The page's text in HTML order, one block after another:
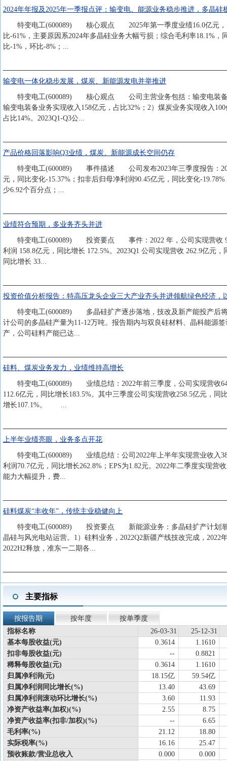
2024年年报及2025年一季报点评：输变电、能源业务稳步推进，多晶硅
特变电工(600089) 核心观点 2025年第一季度业绩16.0亿元，同
比-61%，主要原因系2024年多晶硅业务大幅亏损；综合毛利率18.1%
比-1%，环比-8%；...
输变电一体化稳步发展，煤炭、新能源发电并举推进
特变电工(600089) 核心观点 公司主营业务包括：输变电装备业
输变电装备业务实现收入158亿元，占比32%；2）煤炭业务实现收入
占比14%。2023Q1-Q3公...
产品价格回落影响Q3业绩，煤炭、新能源成长空间仍存
特变电工(600089) 事件描述 公司发布2023年三季度报告：2023
元，同比变化-15.37%；扣非后归母净利润90.45亿元，同比变化-
少6.92个百分点；...
业绩符合预期，多业务齐头并进
特变电工(600089) 投资要点 事件：2022 年，公司实现营收 960
利润 158.8亿元，同比增长 172.5%。2023Q1 公司实现营收 262.9亿元
同比增长 33...
投资价值分析报告：特高压龙头企业三大产业齐头并进领航绿色经济，
特变电工(600089) 多晶硅扩产逐步落地，技改及新产能投产后将
计公司的多晶硅产量为11-12万吨。报告期内与双良硅材料、晶科能源
产，公司硅料产能已达...
硅料、煤炭业务发力，业绩维持高增长
特变电工(600089) 业绩总结：2022年前三季度，公司实现营收
112.6亿元，同比增长183.5%。其中三季度公司实现营收258.5亿元，
增长107.1%。 ...
上半年业绩亮眼，业务多点开花
特变电工(600089) 业绩总结：公司2022年上半年实现营业收入
利润70.7亿元，同比增长262.8%；EPS为1.82元。2022年二季度实现
能力大幅提升，费...
硅料煤炭“丰收年”，传统主业稳健向上
特变电工(600089) 投资要点 新能源业务：多晶硅扩产计划渐次
晶硅与风光电站运营。1）硅料业务，2022Q2新疆产线技改完成，
2022H2释放，准东一二期各...
主要指标
按报告期 按年度
按单季度
指标名称
26-03-31
25-12-31
基本每股收益(元)
0.3614
1.1610
扣非每股收益(元)
--
0.8821
稀释每股收益(元)
0.3614
1.1610
归属净利润(元)
18.15亿
59.54亿
归属净利润同比增长(%)
13.40
43.69
归属净利润滚动环比增长(%)
3.60
11.93
净资产收益率(加权)(%)
2.55
8.75
净资产收益率(扣非/加权)(%)
--
6.65
毛利率(%)
21.12
18.80
实际税率(%)
16.16
25.47
预收账款/营业总收入
0.000
0.000